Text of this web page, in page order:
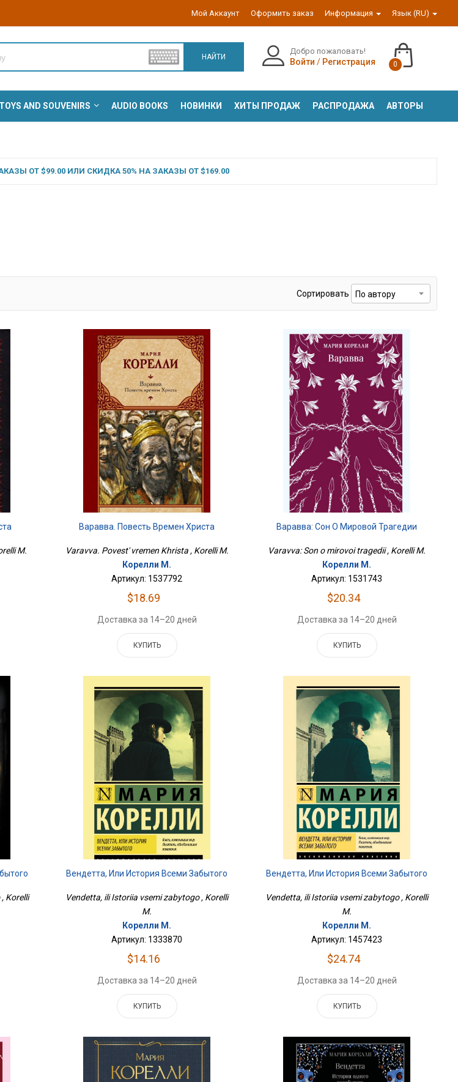
Мой Аккаунт Оформить заказ Информация Язык (RU)
НАЙТИ
Добро пожаловать!
Войти / Регистрация 0
TOYS AND SOUVENIRS AUDIO BOOKS НОВИНКИ ХИТЫ ПРОДАЖ РАСПРОДАЖА АВТОРЫ
ОТ $99.00 ИЛИ СКИДКА 50% НА ЗАКАЗЫ ОТ $169.00
Сортировать
M.
Варавва. Повесть Времен Христа
Varavva. Povest' vremen Khrista , Korelli M.
Корелли М.
Артикул: 1537792
$18.69
Доставка за 14–20 дней
КУПИТЬ
Варавва: Сон О Мировой Трагедии
Varavva: Son o mirovoi tragedii , Korelli M.
Корелли М.
Артикул: 1531743
$20.34
Доставка за 14–20 дней
КУПИТЬ
Korelli
Вендетта, Или История Всеми Забытого
Vendetta, ili Istoriia vsemi zabytogo , Korelli
M.
Корелли М.
Артикул: 1333870
$14.16
Доставка за 14–20 дней
КУПИТЬ
Вендетта, Или История Всеми Забытого
Vendetta, ili Istoriia vsemi zabytogo , Korelli
M.
Корелли М.
Артикул: 1457423
$24.74
Доставка за 14–20 дней
КУПИТЬ